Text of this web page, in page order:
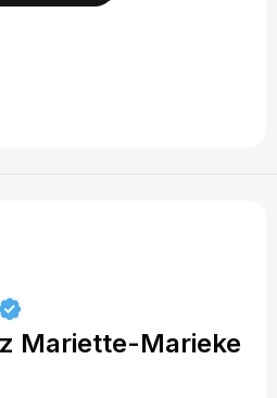
Mariette-Marieke